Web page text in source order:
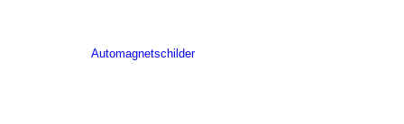
Automagnetschilder